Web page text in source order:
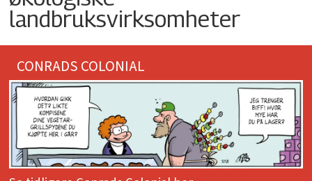
landbruksvirksomheter
CONRADS COLONIAL